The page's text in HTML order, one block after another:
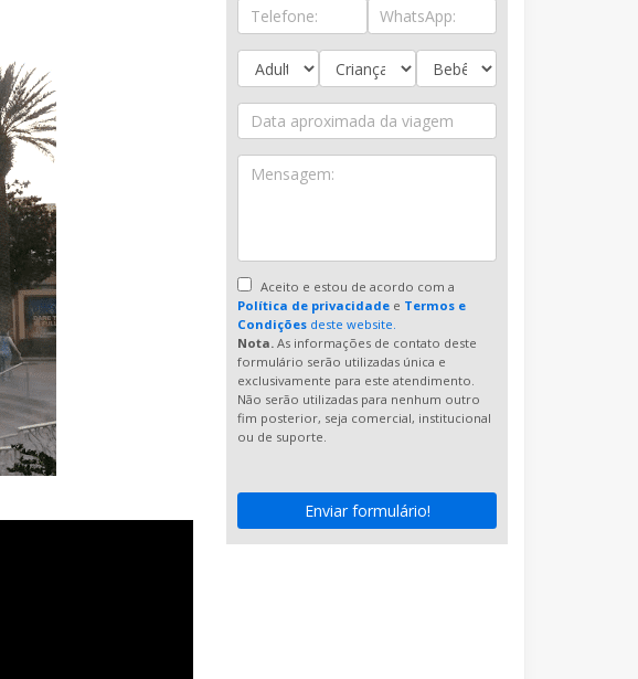
Aceito e estou de acordo com a
Política de privacidade e Termos e
Condições deste website.
Nota. As informações de contato deste
formulário serão utilizadas única e
exclusivamente para este atendimento.
Não serão utilizadas para nenhum outro
fim posterior, seja comercial, institucional
ou de suporte.
Enviar formulário!